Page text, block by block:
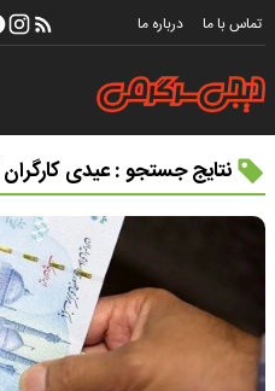
تماس با ما درباره ما
نتایج جستجو : عیدی